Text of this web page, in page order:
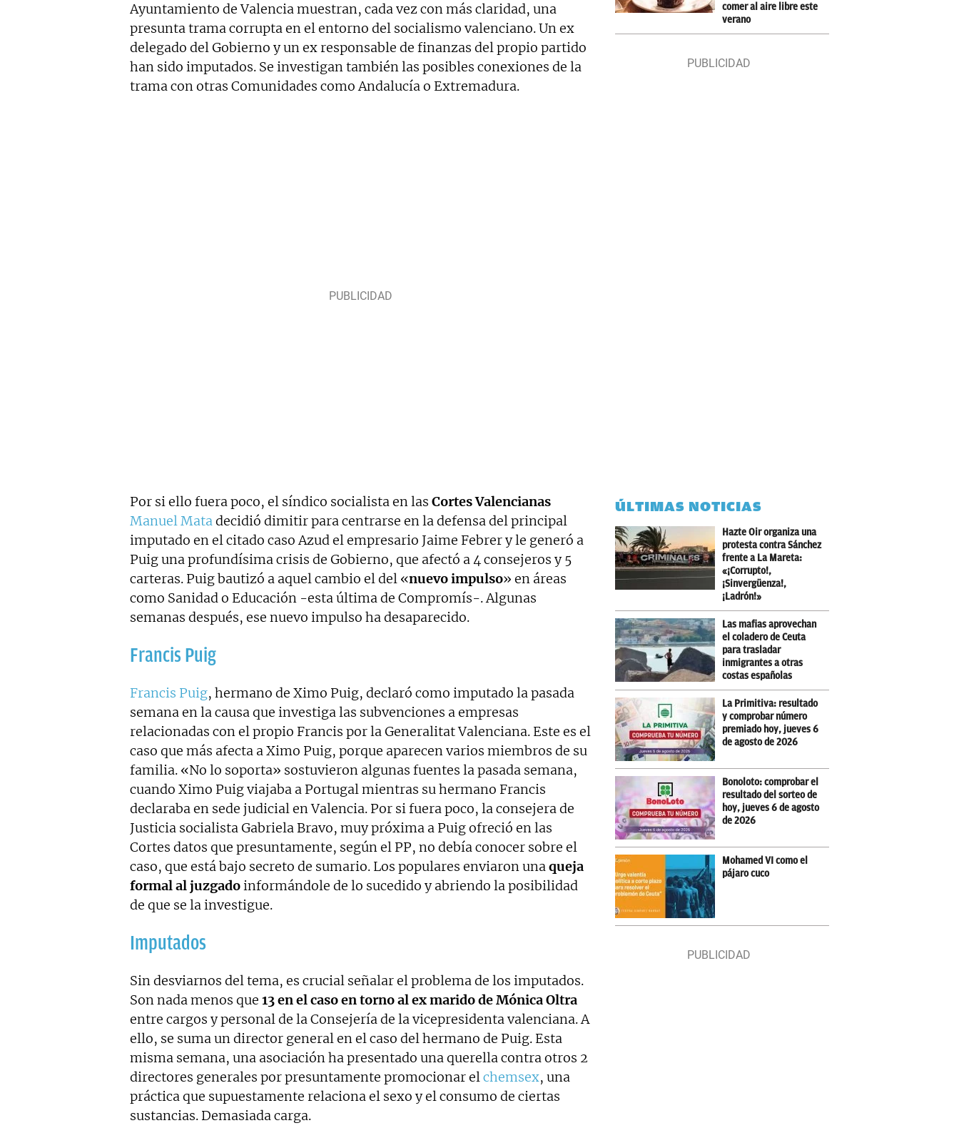
Ayuntamiento de Valencia muestran, cada vez con más claridad, una
presunta trama corrupta en el entorno del socialismo valenciano. Un ex
delegado del Gobierno y un ex responsable de finanzas del propio partido
han sido imputados. Se investigan también las posibles conexiones de la
trama con otras Comunidades como Andalucía o Extremadura.
Por si ello fuera poco, el síndico socialista en las Cortes Valencianas
Manuel Matadecidió dimitir para centrarse en la defensa del principal
imputado en el citado caso Azud el empresario Jaime Febrer y le generó a
Puig una profundísima crisis de Gobierno, que afectó a 4 consejeros y 5
carteras. Puig bautizó a aquel cambio el del «nuevo impulso» en áreas
como Sanidad o Educación -esta última de Compromís-. Algunas
semanas después, ese nuevo impulso ha desaparecido.
Francis Puig
Francis Puig, hermano de Ximo Puig, declaró como imputado la pasada
semana en la causa que investiga las subvenciones a empresas
relacionadas con el propio Francis por la Generalitat Valenciana. Este es el
caso que más afecta a Ximo Puig, porque aparecen varios miembros de su
familia. «No lo soporta» sostuvieron algunas fuentes la pasada semana,
cuando Ximo Puig viajaba a Portugal mientras su hermano Francis
declaraba en sede judicial en Valencia. Por si fuera poco, la consejera de
Justicia socialista Gabriela Bravo, muy próxima a Puig ofreció en las
Cortes datos que presuntamente, según el PP, no debía conocer sobre el
caso, que está bajo secreto de sumario. Los populares enviaron unaqueja
formal al juzgadoinformándole de lo sucedido y abriendo la posibilidad
de que se la investigue.
Imputados
Sin desviarnos del tema, es crucial señalar el problema de los imputados.
Son nada menos que 13 en el caso en torno al ex marido de Mónica Oltra
entre cargos y personal de la Consejería de la vicepresidenta valenciana. A
ello, se suma un director general en el caso del hermano de Puig. Esta
misma semana, una asociación ha presentado una querella contra otros 2
directores generales por presuntamente promocionar elchemsex, una
práctica que supuestamente relaciona el sexo y el consumo de ciertas
sustancias. Demasiada carga.
comer al aire libre este
verano
ÚLTIMAS NOTICIAS
Hazte Oir organiza una
protesta contra Sánchez
frente a La Mareta:
«¡Corrupto!,
¡Sinvergüenza!,
¡Ladrón!»
Las mafias aprovechan
el coladero de Ceuta
para trasladar
inmigrantes a otras
costas españolas
La Primitiva: resultado
y comprobar número
premiado hoy, jueves 6
de agosto de 2026
Bonoloto: comprobar el
resultado del sorteo de
hoy, jueves 6 de agosto
de 2026
Mohamed VI como el
pájaro cuco